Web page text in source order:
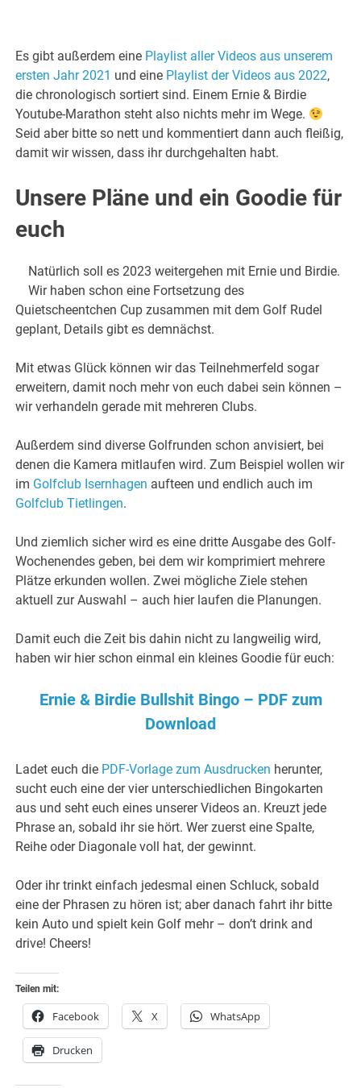
Es gibt außerdem eine Playlist aller Videos aus unserem
ersten Jahr 2021 und eine Playlist der Videos aus 2022,
die chronologisch sortiert sind. Einem Ernie & Birdie
Youtube-Marathon steht also nichts mehr im Wege.
Seid aber bitte so nett und kommentiert dann auch fleißig,
damit wir wissen, dass ihr durchgehalten habt.
Unsere Pläne und ein Goodie für
euch
Natürlich soll es 2023 weitergehen mit Ernie und Birdie.
Wir haben schon eine Fortsetzung des
Quietscheentchen Cup zusammen mit dem Golf Rudel
geplant, Details gibt es demnächst.
Mit etwas Glück können wir das Teilnehmerfeld sogar
erweitern, damit noch mehr von euch dabei sein können –
wir verhandeln gerade mit mehreren Clubs.
Außerdem sind diverse Golfrunden schon anvisiert, bei
denen die Kamera mitlaufen wird. Zum Beispiel wollen wir
im Golfclub Isernhagen aufteen und endlich auch im
Golfclub Tietlingen.
Und ziemlich sicher wird es eine dritte Ausgabe des Golf-
Wochenendes geben, bei dem wir komprimiert mehrere
Plätze erkunden wollen. Zwei mögliche Ziele stehen
aktuell zur Auswahl – auch hier laufen die Planungen.
Damit euch die Zeit bis dahin nicht zu langweilig wird,
haben wir hier schon einmal ein kleines Goodie für euch:
Ernie & Birdie Bullshit Bingo – PDF zum
Download
Ladet euch die PDF-Vorlage zum Ausdrucken herunter,
sucht euch eine der vier unterschiedlichen Bingokarten
aus und seht euch eines unserer Videos an. Kreuzt jede
Phrase an, sobald ihr sie hört. Wer zuerst eine Spalte,
Reihe oder Diagonale voll hat, der gewinnt.
Oder ihr trinkt einfach jedesmal einen Schluck, sobald
eine der Phrasen zu hören ist; aber danach fahrt ihr bitte
kein Auto und spielt kein Golf mehr – don’t drink and
drive! Cheers!
Teilen mit:
Facebook X WhatsApp
Drucken